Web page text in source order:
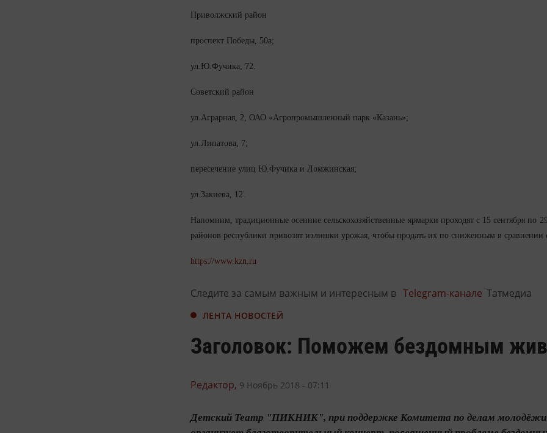
Приволжский район
проспект Победы, 50а;
ул.Ю.Фучика, 72.
Советский район
ул.Аграрная, 2, ОАО «Агропромышленный парк «Казань»;
ул.Липатова, 7;
пересечение улиц Ю.Фучика и Ломжинская;
ул.Закиева, 12.
Напомним, традиционные осенние сельскохозяйственные ярмарки проходят с 15 сентября
районов республики привозят излишки урожая, чтобы продать их по сниженным в сравнении
https://www.kzn.ru
Следите за самым важным и интересным в Telegram-канале Татмедиа
ЛЕНТА НОВОСТЕЙ
Заголовок: Поможем бездомным
Редактор, 9 Ноябрь 2018 - 07:11
Детский Театр "ПИКНИК", при поддержке Комитета по делам молодёжи